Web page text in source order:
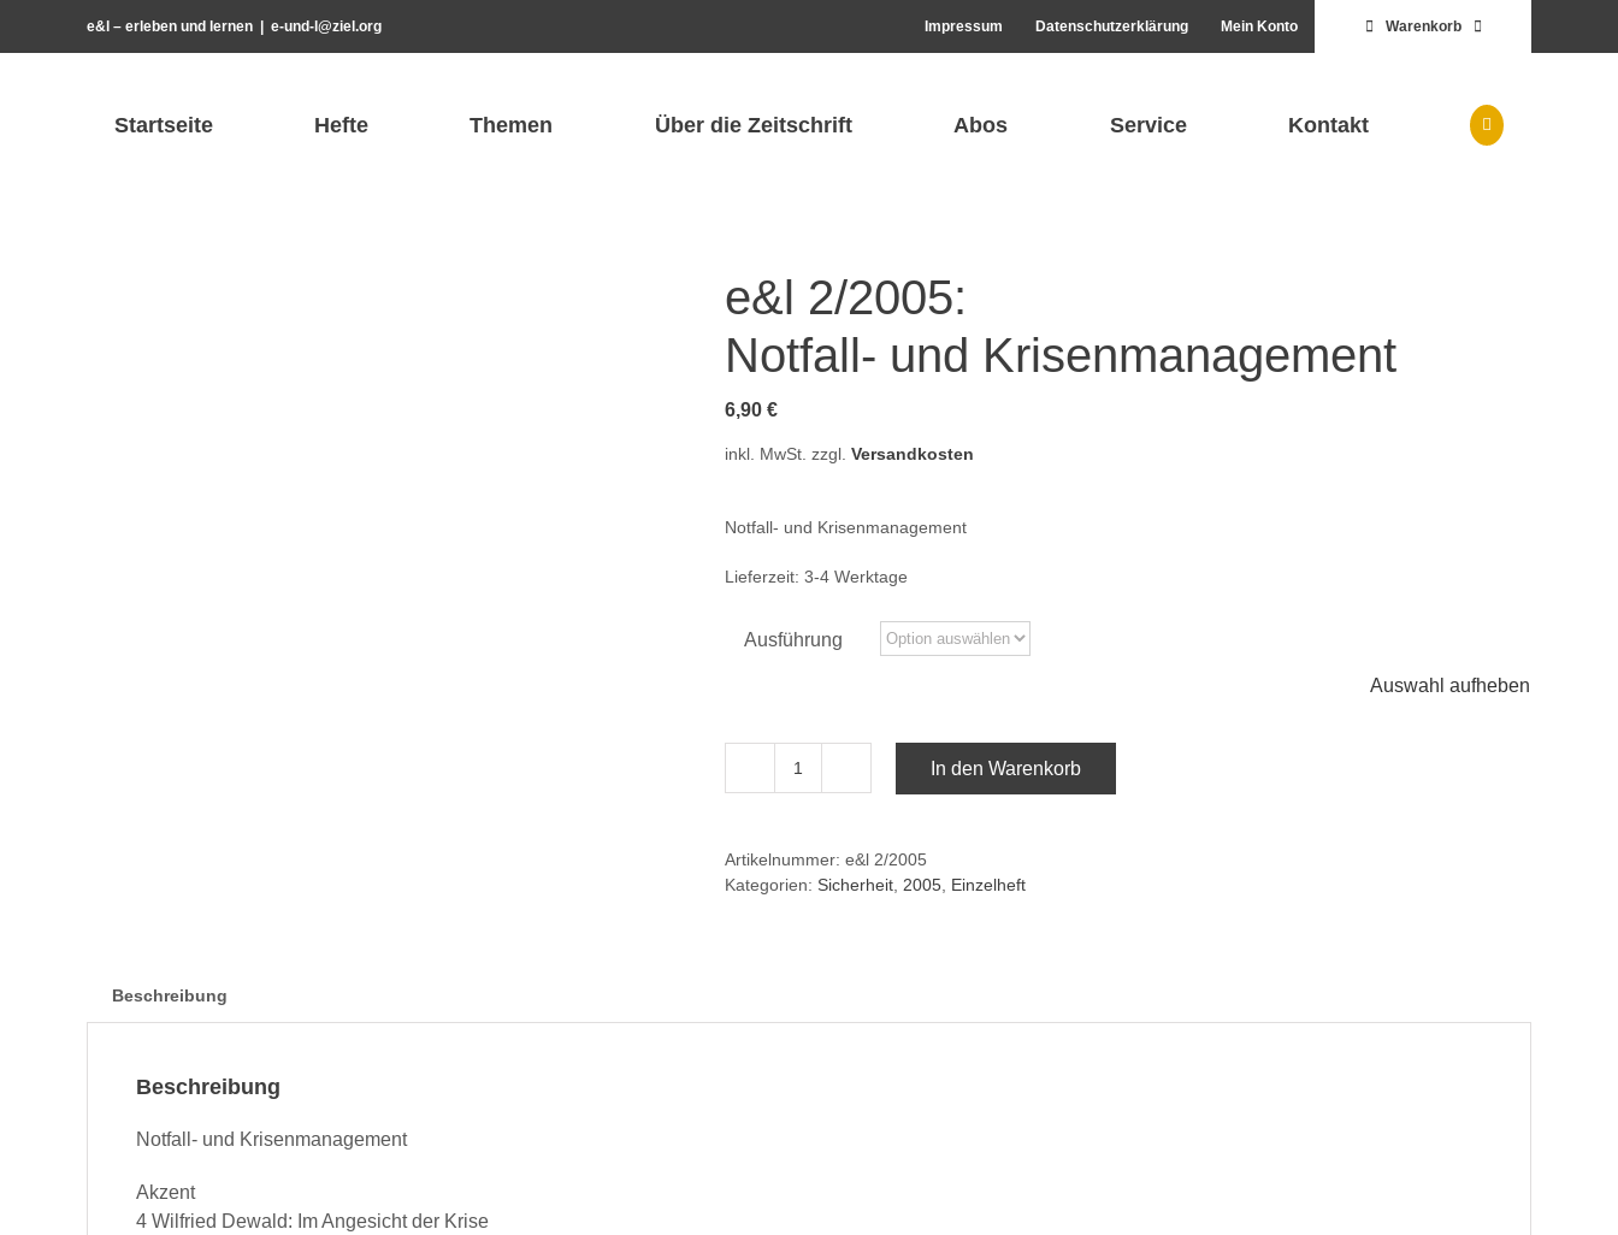
e&l – erleben und lernen e-und-l@ziel.org Impressum Datenschutzerklärung Mein Konto Warenkorb
Startseite Hefte Themen Über die Zeitschrift Abos Service Kontakt
e&l 2/2005:
Notfall- und Krisenmanagement
6,90 €
inkl. MwSt. zzgl. Versandkosten
Notfall- und Krisenmanagement
Lieferzeit: 3-4 Werktage
Ausführung
Auswahl aufheben
e&l
Krisenmanagement
Menge
In den Warenkorb
Artikelnummer: e&l 2/2005
Kategorien: Sicherheit, 2005, Einzelheft
Beschreibung
Beschreibung
Not­fall- und Krisenmanagement
Akzent
4 Wil­fried Dewald: Im Angesicht der Krise